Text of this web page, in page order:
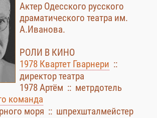
Актер Одесского русского
драматического театра им.
А.Иванова.
РОЛИ В КИНО
1978 Квартет Гварнери ::
директор театра
1978 Артём :: метрдотель
команда
моря :: шпрехшталмейстер